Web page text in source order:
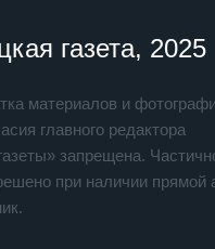
газета, 2025
материалов и
главного редактора
запрещена.
при наличии прямой